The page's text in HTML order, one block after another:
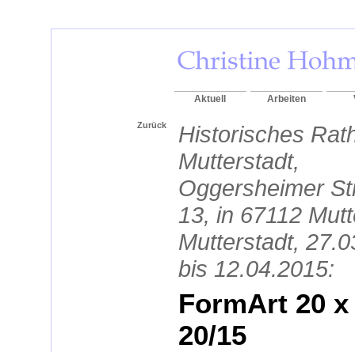
Aktuell Arbeiten
Zurück
Historisches
Mutterstadt,
Oggersheimer
13, in 67112
Mutterstadt,
bis 12.04.2015:
FormArt 20 x
20/15